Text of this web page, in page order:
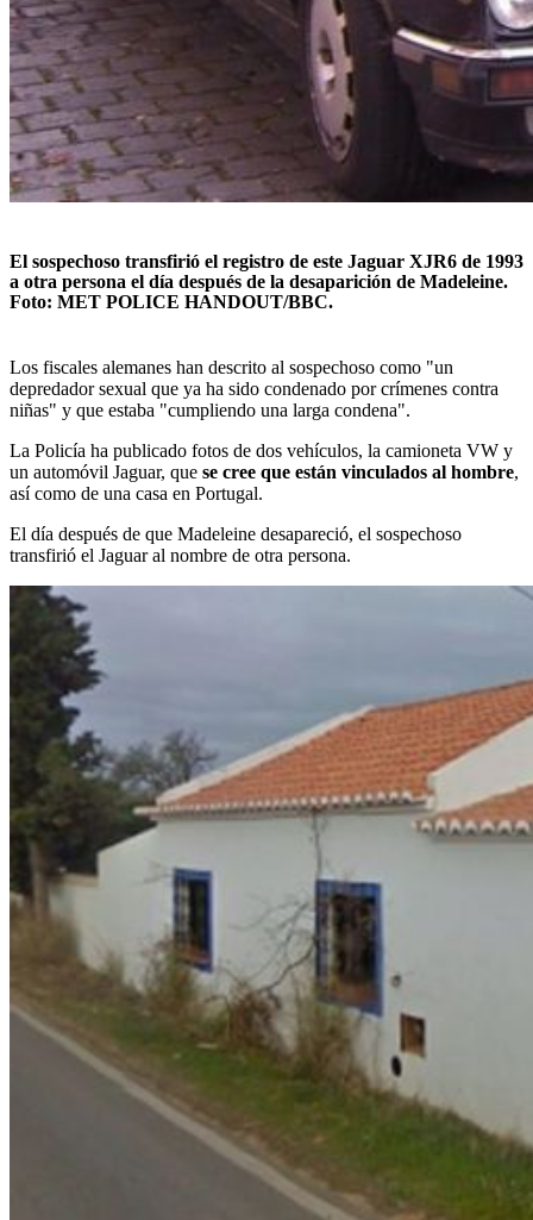
El sospechoso transfirió el registro de este Jaguar XJR6 de 1993
a otra persona el día después de la desaparición de Madeleine.
Foto: MET POLICE HANDOUT/BBC.
Los fiscales alemanes han descrito al sospechoso como "un
depredador sexual que ya ha sido condenado por crímenes contra
niñas" y que estaba "cumpliendo una larga condena".
La Policía ha publicado fotos de dos vehículos, la camioneta VW y
un automóvil Jaguar, que se cree que están vinculados al hombre,
así como de una casa en Portugal.
El día después de que Madeleine desapareció, el sospechoso
transfirió el Jaguar al nombre de otra persona.